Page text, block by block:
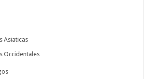
Asiaticas
Occidentales